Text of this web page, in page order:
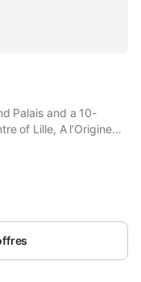
Palais and a 10-
of Lille, A l’Origine
swimming pool, a